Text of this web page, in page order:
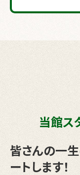
当館ス
皆さんの一
ートします！